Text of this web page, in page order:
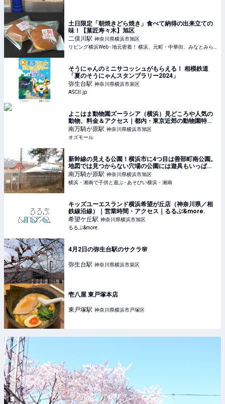
土日限定「朝焼きどら焼き」食べて納得の出来立ての
味！【菓匠寿々木】旭区
二俣川駅 神奈川県横浜市旭区
そうにゃんのミニサコッシュがもらえる！ 相模鉄道
「夏のそうにゃんスタンプラリー2024」
弥生台駅 神奈川県横浜市泉区
ASCII.jp
よこはま動物園ズーラシア（横浜）見どころや人気の
動物、料金＆アクセス｜都内・東京近郊の動物園特集
2023 - OZmall
南万騎が原駅 神奈川県横浜市旭区
オズモール
新幹線の見える公園！横浜市に4つ目は善部町南公園。
地図では見つからない穴場の公園には遊具もいっぱ
い！駅から10分。[相鉄いずみ野線 南万騎が原駅から]
南万騎が原駅 神奈川県横浜市旭区
横浜・湘南で子供と遊ぶ - あそびい横浜・湘南
キッズユーエスランド横浜希望が丘店（神奈川県／相
鉄線沿線）｜営業時間・アクセス｜るるぶ&more.
希望ケ丘駅 神奈川県横浜市旭区
るるぶ&more.
4月2日の弥生台駅のサクラ🌸
弥生台駅 神奈川県横浜市泉区
壱八屋 東戸塚本店
東戸塚駅 神奈川県横浜市戸塚区